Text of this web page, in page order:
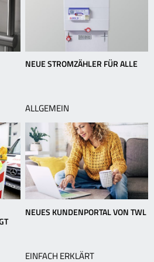
NEUE STROMZÄHLER FÜR ALLE
ALLGEMEIN
NEUES KUNDENPORTAL VON TWL
EINFACH ERKLÄRT